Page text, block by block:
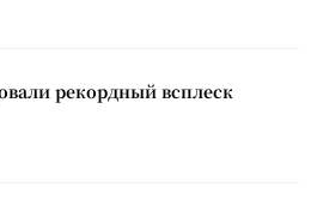
рекордный всплеск